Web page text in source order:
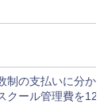
制の支払いに分か
クール管理費を12